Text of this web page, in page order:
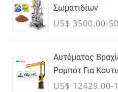
Σωματιδίων
US$ 3500.00-
Αυτόματος
Ρομπότ Για
US$ 12429.00-